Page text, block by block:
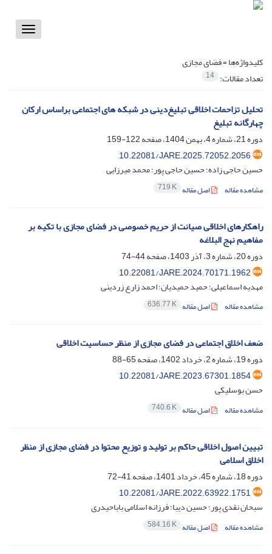
Toggle
کلیدواژه‌ها =فضای مجازی
تعداد مقالات: 14
تحلیل تزاحمات اخلاقی تبلیغ‌دینی در شبکه های اجتماعی براساس ارکان
چهارگانه تبلیغ
دوره 21، شماره 4، بهمن 1404، صفحه
122-159
10.22081/JARE.2025.72052.2056
حسین حاجی زاده؛ حسین حاجی پور؛ محمد میرزایی
مشاهده مقاله اصل مقاله 719 K
راهکارهای اخلاقی صیانت از حریم خصوصی در فضای مجازی با تکیه بر
مفاهیم نهج البلاغه
دوره 20، شماره 3، آذر 1403، صفحه
44-74
10.22081/JARE.2024.70171.1962
مهدیه اسماعیلی؛ حمید حمیدیان؛ احمد زارع زردینی
مشاهده مقاله اصل مقاله 636.77 K
ضعف اخلاق اجتماعی در فضای مجازی از منظر حساسیت اخلاقی
دوره 19، شماره 2، خرداد 1402، صفحه
65-88
10.22081/JARE.2023.67301.1854
حسن بوسلیکی
مشاهده مقاله اصل مقاله 740.6 K
تبیین اصول اخلاقی حاکم بر تولید و توزیع محتوا در فضای مجازی از منظر
اخلاق اسلامی
دوره 18، شماره 45، خرداد 1401، صفحه
41-72
10.22081/JARE.2022.63922.1751
سبحان نقدی پور؛ حسین دیبا؛ فرزانه اسلامی باباحیدری
مشاهده مقاله اصل مقاله 584.16 K